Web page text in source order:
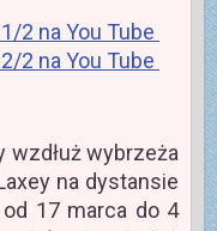
2 na You Tube
2 na You Tube
wybrzeża
na dystansie
17 marca do 4